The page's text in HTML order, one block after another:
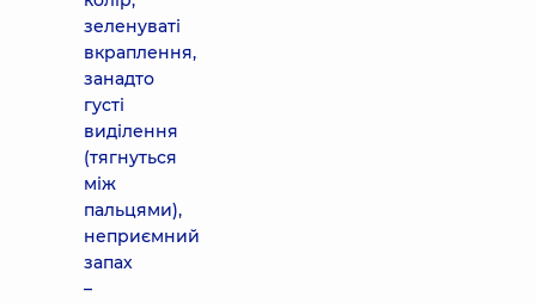
зеленуваті
вкраплення,
занадто
густі
виділення
(тягнуться
між
пальцями),
неприємний
запах
–